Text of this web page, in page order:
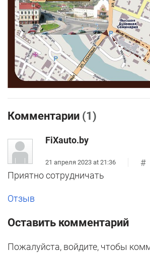
Комментарии (1)
FiXauto.by
21 апреля 2023 at 21:36
#
Приятно сотрудничать
Отзыв
Оставить комментарий
Пожалуйста, войдите, чтобы